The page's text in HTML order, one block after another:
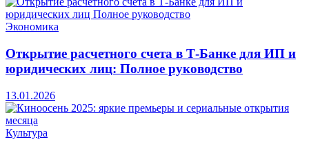
Экономика
Открытие расчетного счета в Т-Банке для ИП и
юридических лиц: Полное руководство
13.01.2026
Культура